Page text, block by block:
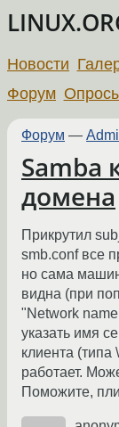
Новости
Форум
Форум —
Samba
домена
Прикрутил
smb.conf все
но сама
видна (при
"Network
указать имя
клиента
работает.
Поможите,